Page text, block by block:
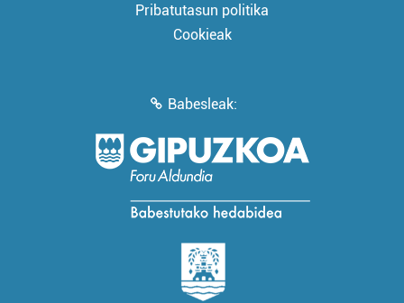
Pribatutasun politika
Cookieak
Babesleak: